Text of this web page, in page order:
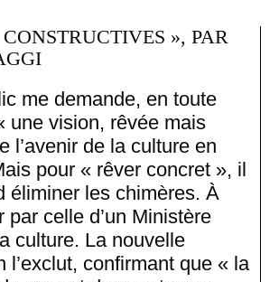
», PAR
me demande, en toute
une vision, rêvée mais
l’avenir de la culture en
pour « rêver concret », il
éliminer les chimères. À
par celle d’un Ministère
culture. La nouvelle
l’exclut, confirmant que « la